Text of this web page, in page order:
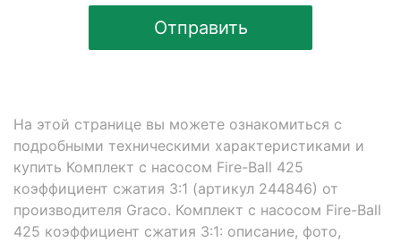
Отправить
На этой странице вы можете ознакомиться с
подробными техническими характеристиками и
купить Комплект с насосом Fire-Ball 425
коэффициент сжатия 3:1 (артикул 244846) от
производителя Graco. Комплект с насосом Fire-Ball
425 коэффициент сжатия 3:1: описание, фото,